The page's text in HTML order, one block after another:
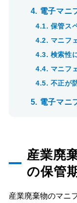
4. 電子マニ
4.1. 保管ス
4.2. マニフ
4.3. 検索性
4.4. マニフ
4.5. 不正が
5. 電子マニ
産業廃
の保管
産業廃棄物のマニ